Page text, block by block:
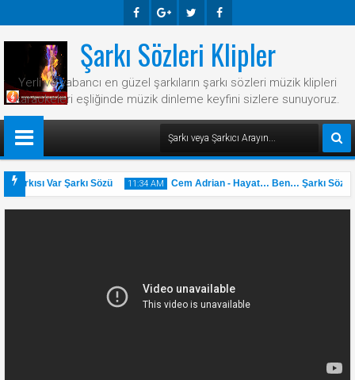
Ook E-
Plus
R Ook
Şarkı Sözleri Klipler
Yerli ve yabancı en güzel şarkıların şarkı sözleri müzik klipleri
karaokeleri eşliğinde müzik dinleme keyfini sizlere sunuyoruz.
Var Şarkı Sözü 11:34 AM
31 May
2025
Cem Adrian - Hayat… Ben… Şarkı Sözü